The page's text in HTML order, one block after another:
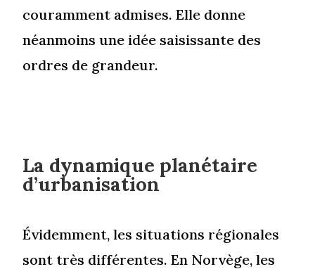
couramment admises. Elle donne
néanmoins une idée saisissante des
ordres de grandeur.
La dynamique planétaire
d’urbanisation
Évidemment, les situations régionales
sont très différentes. En Norvège, les